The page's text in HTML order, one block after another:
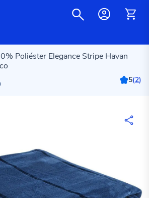
Poliéster Elegance Stripe Havan
5(2)